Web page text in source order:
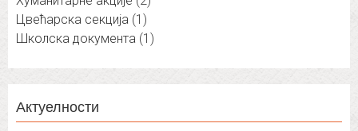
Цвећарска секција (1)
Школска документа (1)
Актуелности